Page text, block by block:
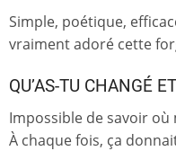
Simple, poétique,
vraiment adoré cette
QU’AS-TU CHANGÉ
Impossible de savoir
À chaque fois, ça